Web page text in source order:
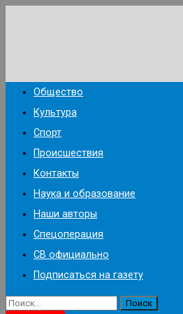
Общество
Культура
Спорт
Происшествия
Контакты
Наука и образование
Наши авторы
Спецоперация
СВ официально
Подписаться на газету
Найти: